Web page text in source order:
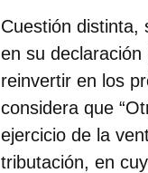
Cuestión distinta,
en su
reinvertir en los
considera que
ejercicio de la
tributación, en